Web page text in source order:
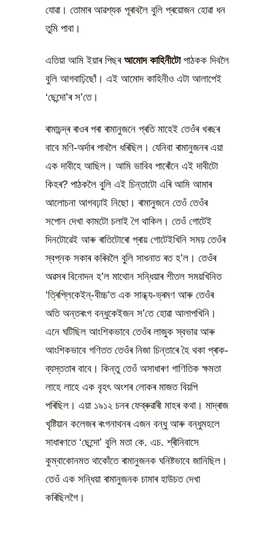
যোৱা। তোমাৰ আৱশ্যক পূৰাবলৈ বুলি প্ৰয়োজন হোৱা ধন
তুমি পাবা।
এতিয়া আমি ইয়াৰ পিছৰ আমোদ কাহিনীটোপাঠকক দিবলৈ
বুলি আগবাঢ়িছোঁ। এই আমোদ কাহিনীও এটা আলাপেই
‘ছেন্দো’ৰ স’তে।
ৰামাচন্দ্ৰ ৰাওৰ পৰা ৰামানুজনে প্ৰতি মাহেই তেওঁৰ খৰছৰ
বাবে মণি-অৰ্দাৰ পাবলৈ ধৰিছিল। যেনিবা ৰামানুজনৰ এয়া
এক দাবীহে আছিল। আমি ভাবিব পাৰোঁনে এই দাবীটো
কিহৰ? পাঠকলৈ বুলি এই চিন্তাটো এৰি আমি আমাৰ
আলোচনা আগবঢ়াই নিছো। ৰামানুজনে তেওঁ তেওঁৰ
সপোন দেখা কামটো চলাই গৈ থাকিল। তেওঁ গোটেই
দিনটোৱেই আৰু ৰাতিটোৰো প্ৰায় গোটেইখিনি সময় তেওঁৰ
স্বপ্নক সকাৰ কৰিবলৈ বুলি সাধনাত ৰত হ’ল। তেওঁৰ
অৱসৰ বিনোদন হ’ল মাথোন সন্ধিয়াৰ শীতল সময়খিনিত
‘ত্ৰিপ্লিকেইন্-বীচ্চ’ত এক সান্ধ্য-ভ্ৰমণ আৰু তেওঁৰ
অতি অন্তৰংগ বন্ধুকেইজন স’তে হোৱা আলাপখিনি।
এনে ঘটিছিল আংশিকভাবে তেওঁৰ লাজুক স্বভাৱ আৰু
আংশিকভাবে গণিতত তেওঁৰ নিজা চিন্তাৰে হৈ থকা প্ৰাক-
ব্যস্ততাৰ বাবে। কিন্তু তেওঁ অসাধাৰণ গাণিতিক ক্ষমতা
লাহে লাহে এক বৃহৎ অংশৰ লোকৰ মাজত বিয়পি
পৰিছিল। এয়া ১৯১২ চনৰ ফেব্ৰুৱাৰী মাহৰ কথা। মাদ্ৰাজ
খৃষ্টিয়ান কলেজৰ ৰংগনাথনৰ এজন বন্ধু আৰু বন্ধুমহলে
সাধাৰণতে ‘ছেন্দো’ বুলি মতা কে. এচ. শ্ৰীনিবাসে
কুম্বাকোনমত থাকোঁতে ৰামানুজনক ঘনিষ্টভাবে জানিছিল।
তেওঁ এক সন্ধিয়া ৰামানুজনক চামাৰ হাউচত দেখা
কৰিছিলগৈ।